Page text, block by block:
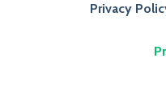
Privacy